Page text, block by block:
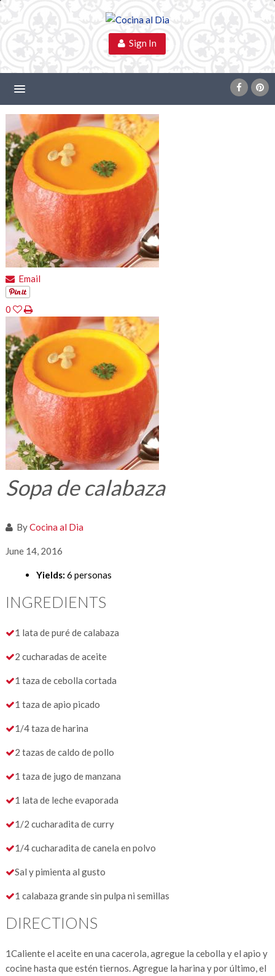
Sign In
Email
0
Sopa de calabaza
ByCocina al Dia
June 14, 2016
Yields: 6 personas
INGREDIENTS
1 lata de puré de calabaza
2 cucharadas de aceite
1 taza de cebolla cortada
1 taza de apio picado
1/4 taza de harina
2 tazas de caldo de pollo
1 taza de jugo de manzana
1 lata de leche evaporada
1/2 cucharadita de curry
1/4 cucharadita de canela en polvo
Sal y pimienta al gusto
1 calabaza grande sin pulpa ni semillas
DIRECTIONS
1Caliente el aceite en una cacerola, agregue la cebolla y el apio y
cocine hasta que estén tiernos. Agregue la harina y por último, el